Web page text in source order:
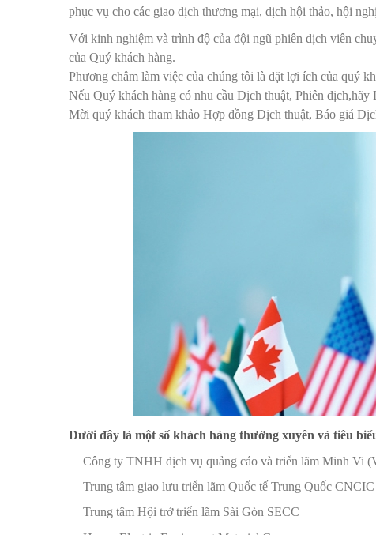
phục vụ cho các giao dịch thương mại, dịch hội thảo, hội
Với kinh nghiệm và trình độ của đội ngũ phiên dịch viên
của Quý khách hàng.
Phương châm làm việc của chúng tôi là đặt lợi ích của quý
Nếu Quý khách hàng có nhu cầu Dịch thuật, Phiên
Mời quý khách tham khảo Hợp đồng Dịch thuật, Báo giá
Dưới đây là một số khách hàng thường xuyên và tiêu
Công ty TNHH dịch vụ quảng cáo và triển lãm Minh Vi
Trung tâm giao lưu triển lãm Quốc tế Trung Quốc CNCIC
Trung tâm Hội trở triển lãm Sài Gòn SECC